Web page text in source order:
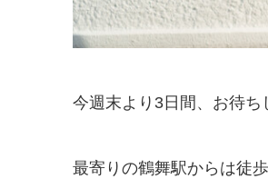
今週末より3日間、お待ち
最寄りの鶴舞駅からは徒